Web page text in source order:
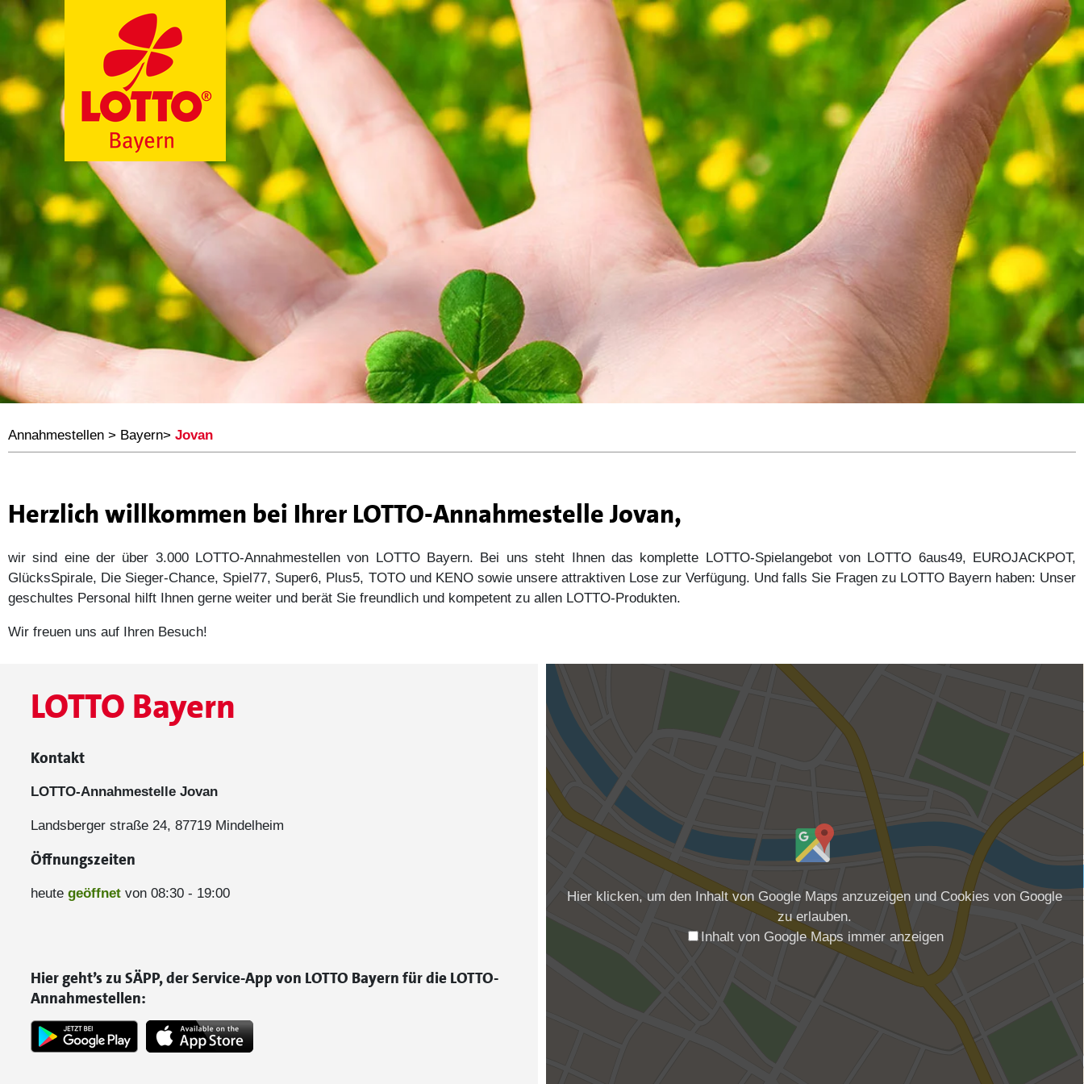
Annahmestellen > Bayern> Jovan
Herzlich willkommen bei Ihrer LOTTO-Annahmestelle Jovan,
wir sind eine der über 3.000 LOTTO-Annahmestellen von LOTTO Bayern. Bei uns steht Ihnen das komplette LOTTO-Spielangebot von LOTTO 6aus49, EUROJACKPOT,
GlücksSpirale, Die Sieger-Chance, Spiel77, Super6, Plus5, TOTO und KENO sowie unsere attraktiven Lose zur Verfügung. Und falls Sie Fragen zu LOTTO Bayern haben: Unser
geschultes Personal hilft Ihnen gerne weiter und berät Sie freundlich und kompetent zu allen LOTTO-Produkten.
Wir freuen uns auf Ihren Besuch!
LOTTO Bayern
Kontakt
LOTTO-Annahmestelle Jovan
Landsberger straße 24, 87719 Mindelheim
Öffnungszeiten
heute geöffnet von 08:30 - 19:00
Hier geht’s zu SÄPP, der Service-App von LOTTO Bayern für die LOTTO-
Annahmestellen:
Hier klicken, um den Inhalt von Google Maps anzuzeigen und Cookies von Google
zu erlauben.
Inhalt von Google Maps immer anzeigen